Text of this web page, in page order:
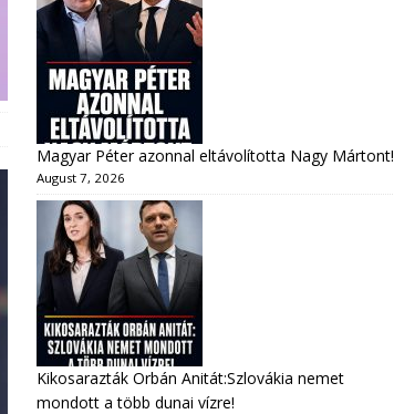
Magyar Péter azonnal eltávolította Nagy Mártont!
August 7, 2026
Kikosarazták Orbán Anitát:Szlovákia nemet
mondott a több dunai vízre!